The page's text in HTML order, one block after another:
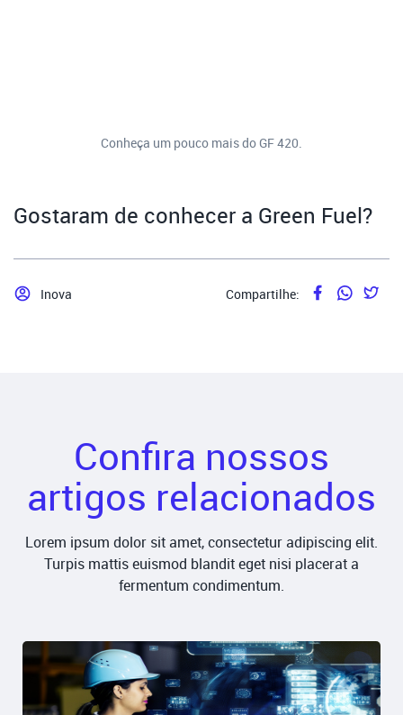
Conheça um pouco mais do GF 420.
Gostaram de conhecer a Green Fuel?
Inova Compartilhe:
Confira nossos
artigos relacionados
Lorem ipsum dolor sit amet, consectetur adipiscing elit.
Turpis mattis euismod blandit eget nisi placerat a
fermentum condimentum.